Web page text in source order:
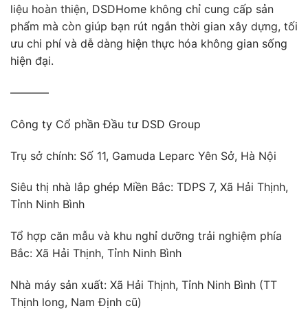
liệu hoàn thiện, DSDHome không chỉ cung cấp sản
phẩm mà còn giúp bạn rút ngắn thời gian xây dựng, tối
ưu chi phí và dễ dàng hiện thực hóa không gian sống
hiện đại.
———–
Công ty Cổ phần Đầu tư DSD Group
Trụ sở chính: Số 11, Gamuda Leparc Yên Sở, Hà Nội
Siêu thị nhà lắp ghép Miền Bắc: TDPS 7, Xã Hải Thịnh,
Tỉnh Ninh Bình
Tổ hợp căn mẫu và khu nghỉ dưỡng trải nghiệm phía
Bắc: Xã Hải Thịnh, Tỉnh Ninh Bình
Nhà máy sản xuất: Xã Hải Thịnh, Tỉnh Ninh Bình (TT
Thịnh long, Nam Định cũ)